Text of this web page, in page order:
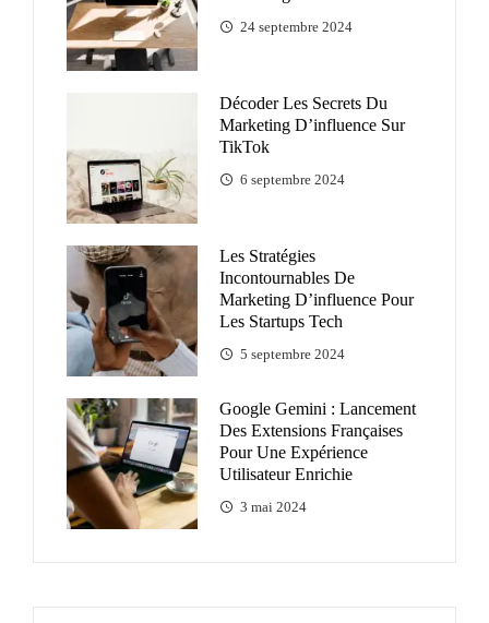
24 septembre 2024
Décoder Les Secrets Du
Marketing D’influence Sur
TikTok
6 septembre 2024
Les Stratégies
Incontournables De
Marketing D’influence Pour
Les Startups Tech
5 septembre 2024
Google Gemini : Lancement
Des Extensions Françaises
Pour Une Expérience
Utilisateur Enrichie
3 mai 2024